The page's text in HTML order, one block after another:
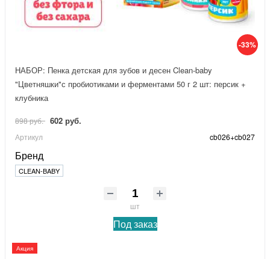
-33%
НАБОР: Пенка детская для зубов и десен Clean-baby
"Цветняшки"с пробиотиками и ферментами 50 г 2 шт: персик +
клубника
898 руб. 602 руб.
Артикул cb026+cb027
Бренд
CLEAN-BABY
шт
Под заказ
Акция